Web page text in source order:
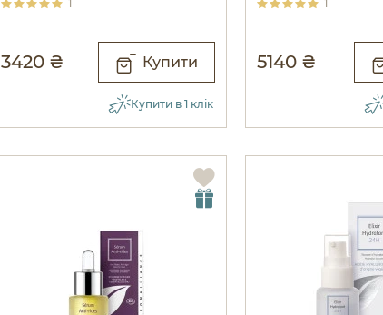
1
3420 ₴ Купити
Купити в 1 клік
1
5140 ₴